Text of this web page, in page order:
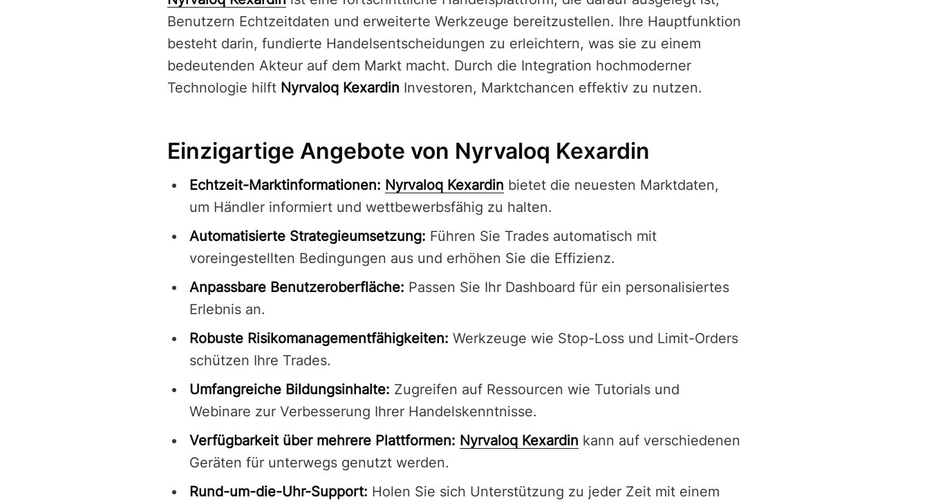
Benutzern Echtzeitdaten und erweiterte Werkzeuge bereitzustellen. Ihre Hauptfunktion
besteht darin, fundierte Handelsentscheidungen zu erleichtern, was sie zu einem
bedeutenden Akteur auf dem Markt macht. Durch die Integration hochmoderner
Technologie hilft Nyrvaloq Kexardin Investoren, Marktchancen effektiv zu nutzen.
Einzigartige Angebote von Nyrvaloq Kexardin
Echtzeit-Marktinformationen: Nyrvaloq Kexardin bietet die neuesten Marktdaten,
um Händler informiert und wettbewerbsfähig zu halten.
Automatisierte Strategieumsetzung: Führen Sie Trades automatisch mit
voreingestellten Bedingungen aus und erhöhen Sie die Effizienz.
Anpassbare Benutzeroberfläche: Passen Sie Ihr Dashboard für ein personalisiertes
Erlebnis an.
Robuste Risikomanagementfähigkeiten: Werkzeuge wie Stop-Loss und Limit-Orders
schützen Ihre Trades.
Umfangreiche Bildungsinhalte: Zugreifen auf Ressourcen wie Tutorials und
Webinare zur Verbesserung Ihrer Handelskenntnisse.
Verfügbarkeit über mehrere Plattformen: Nyrvaloq Kexardin kann auf verschiedenen
Geräten für unterwegs genutzt werden.
Rund-um-die-Uhr-Support: Holen Sie sich Unterstützung zu jeder Zeit mit einem